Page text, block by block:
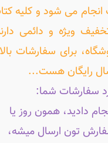
انجام می شود و کلیه
سقف 50% تخفیف ویژه و دائمی
برای سفارشات
سفارشات شما:
دادید، همون روز یا
تون ارسال میشه،